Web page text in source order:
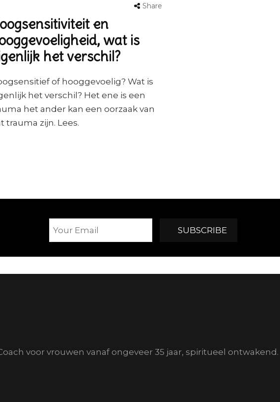
Share
en
wat is
het verschil?
of hooggevoelig? Wat is
het verschil? Het ene is een
het ander kan een oorzaak van
trauma zijn. Lees.
voor vrouwen vanaf ongeveer 35 jaar, spiritueel ontwakend.